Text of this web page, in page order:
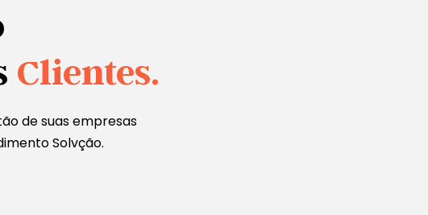
Clientes.
de suas empresas
Solvção.